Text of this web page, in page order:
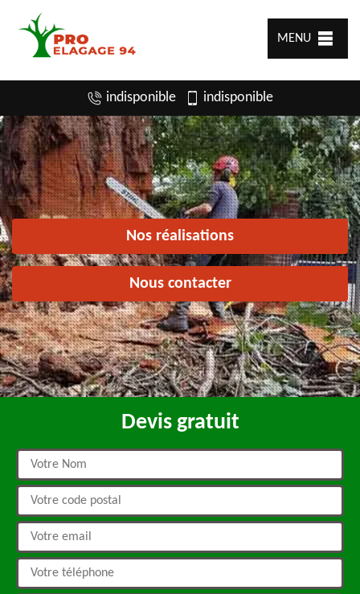
MENU
indisponible indisponible
Nos réalisations
Nous contacter
Devis gratuit